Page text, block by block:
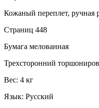
Кожаный переплет, ручная
Страниц 448
Бумага мелованная
Трехсторонний
Вес: 4 кг
Язык: Русский